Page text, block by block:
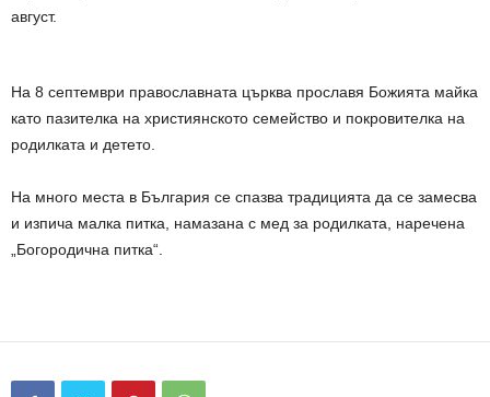
август.
На 8 септември православната църква прославя Божията майка
като пазителка на християнското семейство и покровителка на
родилката и детето.
На много места в България се спазва традицията да се замесва
и изпича малка питка, намазана с мед за родилката, наречена
„Богородична питка“.